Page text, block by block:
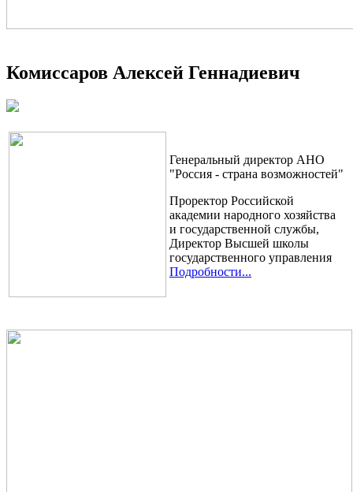
Комиссаров Алексей Геннадиевич
Генеральный директор АНО
"Россия - страна возможностей"
Проректор Российской
академии народного хозяйства
и государственной службы,
Директор Высшей школы
государственного управления
Подробности...